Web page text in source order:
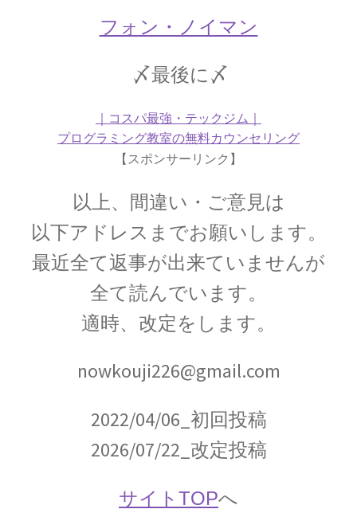
【特に天文学で有名です】
ジョゼフ・ブラック
日】
ジョルダーノ・ブルーノ
【宇宙の無限を説き異端審問を受けた殉職者】
【マクスウェルの弟子は真空管を発明しまし
た】
フォン・ノイマン
〆最後に〆
｜コスパ最強・テックジム｜
プログラミング教室の無料カウンセリング
【スポンサーリンク】
以上、間違い・ご意見は
以下アドレスまでお願いします。
最近全て返事が出来ていませんが
全て読んでいます。
適時、改定をします。
nowkouji226@gmail.com
2022/04/06_初回投稿
2026/07/22_改定投稿
サイトTOPへ